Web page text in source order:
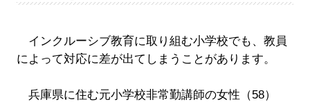
インクルーシブ教育に取り組む小学校でも、教員
によって対応に差が出てしまうことがあります。
兵庫県に住む元小学校非常勤講師の女性（58）